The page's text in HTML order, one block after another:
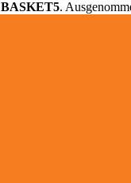
BASKET5.